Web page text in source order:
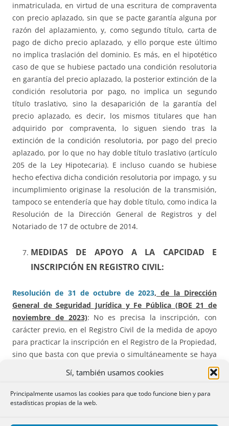
Sí, también usamos cookies
Principalmente usamos las cookies para que todo funcione bien y para
estadísticas propias de la web.
inmatriculada, en virtud de una escritura de compraventa
con precio aplazado, sin que se pacte garantía alguna por
razón del aplazamiento, y, como segundo título, carta de
pago de dicho precio aplazado, y ello porque este último
no implica traslación del dominio. Es más, en el hipotético
caso de que se hubiese pactado una condición resolutoria
en garantía del precio aplazado, la posterior extinción de la
condición resolutoria por pago, no implica un segundo
título traslativo, sino la desaparición de la garantía del
precio aplazado, es decir, los mismos titulares que han
adquirido por compraventa, lo siguen siendo tras la
extinción de la condición resolutoria, por pago del precio
aplazado, por lo que no hay doble título traslativo (artículo
205 de la Ley Hipotecaria). E incluso cuando se hubiese
hecho efectiva dicha condición resolutoria por impago, y su
incumplimiento originase la resolución de la transmisión,
tampoco se entendería que hay doble título, como indica la
Resolución de la Dirección General de Registros y del
Notariado de 17 de octubre de 2014.
MEDIDAS DE APOYO A LA CAPCIDAD E
INSCRIPCIÓN EN REGISTRO CIVIL:
Resolución de 31 de octubre de 2023, de la Dirección
General de Seguridad Jurídica y Fe Pública (BOE 21 de
noviembre de 2023): No es precisa la inscripción, con
carácter previo, en el Registro Civil de la medida de apoyo
para practicar la inscripción en el Registro de la Propiedad,
sino que basta con que previa o simultáneamente se haya
ACTIVIDADES POTENCIALMENTE
CONTAMINANTES: